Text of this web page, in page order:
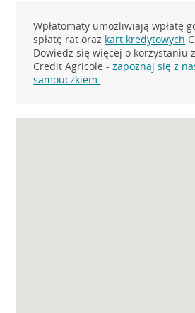
Wpłatomaty umożliwiają wpłatę
spłatę rat oraz kart kredytowych
Dowiedz się więcej o korzystaniu
Credit Agricole -zapoznaj się z
samouczkiem.